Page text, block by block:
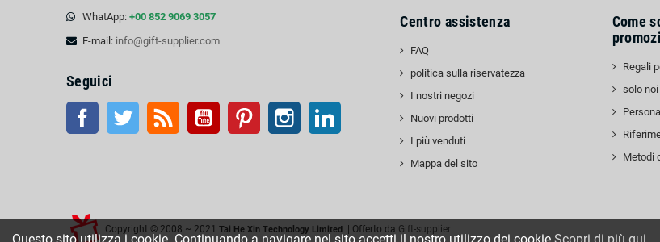
WhatApp: +00 852 9069 3057
E-mail: info@gift-supplier.com
Seguici
Facebook Twitter RSS Youtube Pinterest Instagram
Centro assistenza
FAQ
politica sulla riservatezza
I nostri negozi
Nuovi prodotti
I più venduti
Mappa del sito
Come
Regali
solo
Metodi
Copyright © 2008 ~ 2021 Tai He Xin Technology Limited | Offerto da Gift-supplier